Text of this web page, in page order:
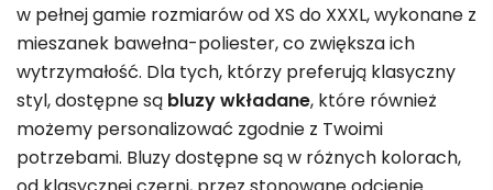
w pełnej gamie rozmiarów od XS do XXXL, wykonane z
mieszanek bawełna-poliester, co zwiększa ich
wytrzymałość. Dla tych, którzy preferują klasyczny
styl, dostępne są bluzy wkładane, które również
możemy personalizować zgodnie z Twoimi
potrzebami. Bluzy dostępne są w różnych kolorach,